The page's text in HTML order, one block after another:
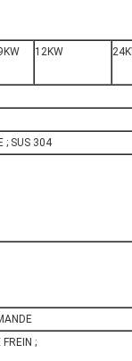
12KW
; SUS 304
;